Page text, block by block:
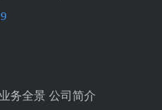
务全景 公司简介